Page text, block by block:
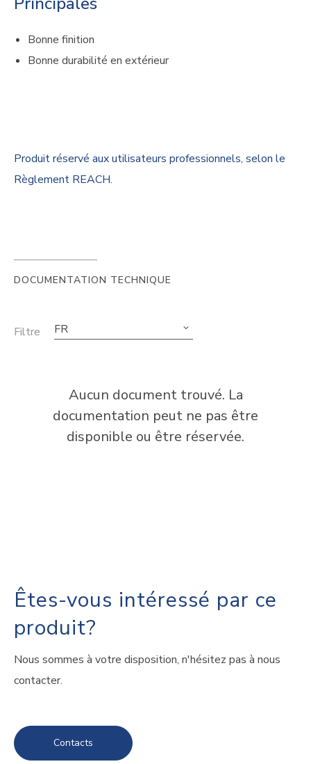
Bonne finition
Bonne durabilité en extérieur
Produit réservé aux utilisateurs professionnels, selon le
Règlement REACH.
DOCUMENTATION TECHNIQUE
Filtre FR
Aucun document trouvé. La
documentation peut ne pas être
disponible ou être réservée.
Êtes-vous intéressé par ce
produit?
Nous sommes à votre disposition, n'hésitez pas à nous
contacter.
Contacts